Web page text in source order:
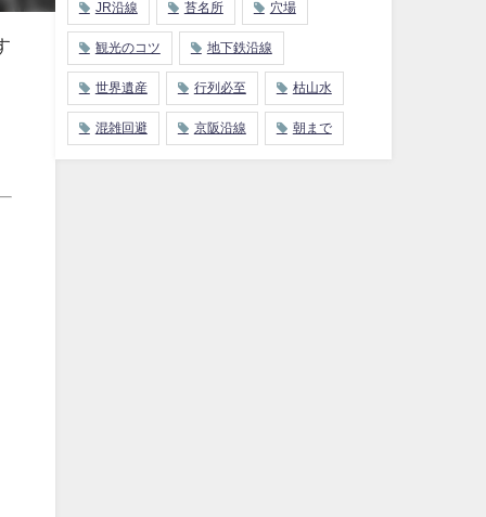
JR沿線 苔名所 穴場
観光のコツ 地下鉄沿線
世界遺産 行列必至 枯山水
混雑回避 京阪沿線 朝まで